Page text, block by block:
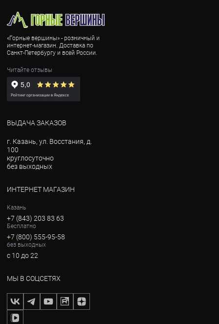
«Горные вершины» - розничный и
интернет-магазин. Доставка по
Санкт-Петербургу и всей России.
Читайте отзывы
ВЫДАЧА ЗАКАЗОВ
г. Казань, ул. Восстания, д.
100
круглосуточно
без выходных
ИНТЕРНЕТ МАГАЗИН
Казань
+7 (843) 203 83 63
Бесплатно
+7 (800) 555-95-58
без выходных
с 10 до 22
МЫ В СОЦСЕТЯХ